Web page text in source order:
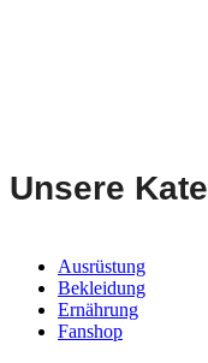
Unsere
Ausrüstung
Bekleidung
Ernährung
Fanshop